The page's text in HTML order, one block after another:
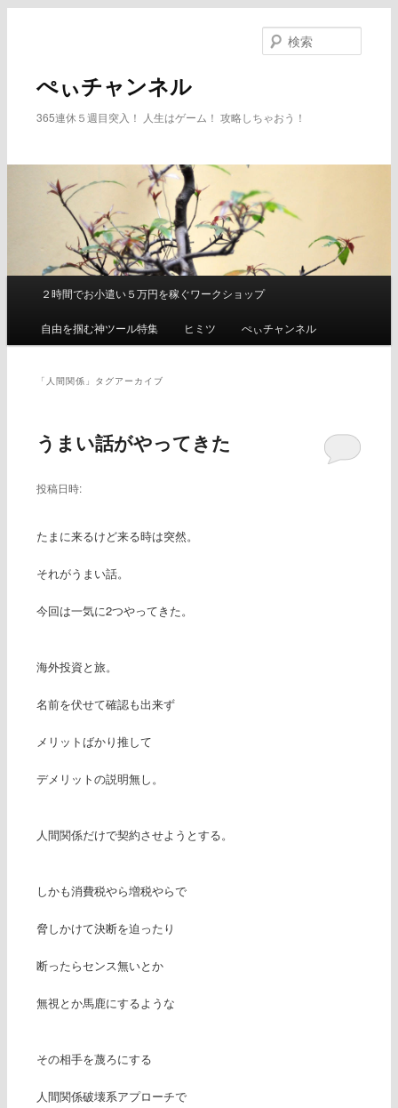
へ
移
ぺぃチャンネル
365連休５週目突入！ 人生はゲーム！ 攻略しちゃおう！
メ
２時間でお小遣い５万円を稼ぐワークショップ
自由を掴む神ツール特集 ヒミツ ぺぃチャンネル
「 人間関係 」タグアーカイブ
うまい話がやってきた
投稿日時:
たまに来るけど来る時は突然。
それがうまい話。
今回は一気に2つやってきた。
海外投資と旅。
名前を伏せて確認も出来ず
メリットばかり推して
デメリットの説明無し。
人間関係だけで契約させようとする。
しかも消費税やら増税やらで
脅しかけて決断を迫ったり
断ったらセンス無いとか
無視とか馬鹿にするような
その相手を蔑ろにする
人間関係破壊系アプローチで